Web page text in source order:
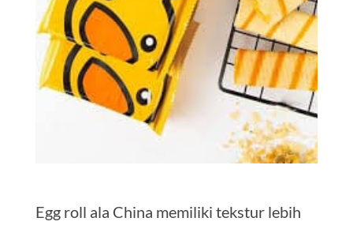
Egg roll ala China memiliki tekstur lebih